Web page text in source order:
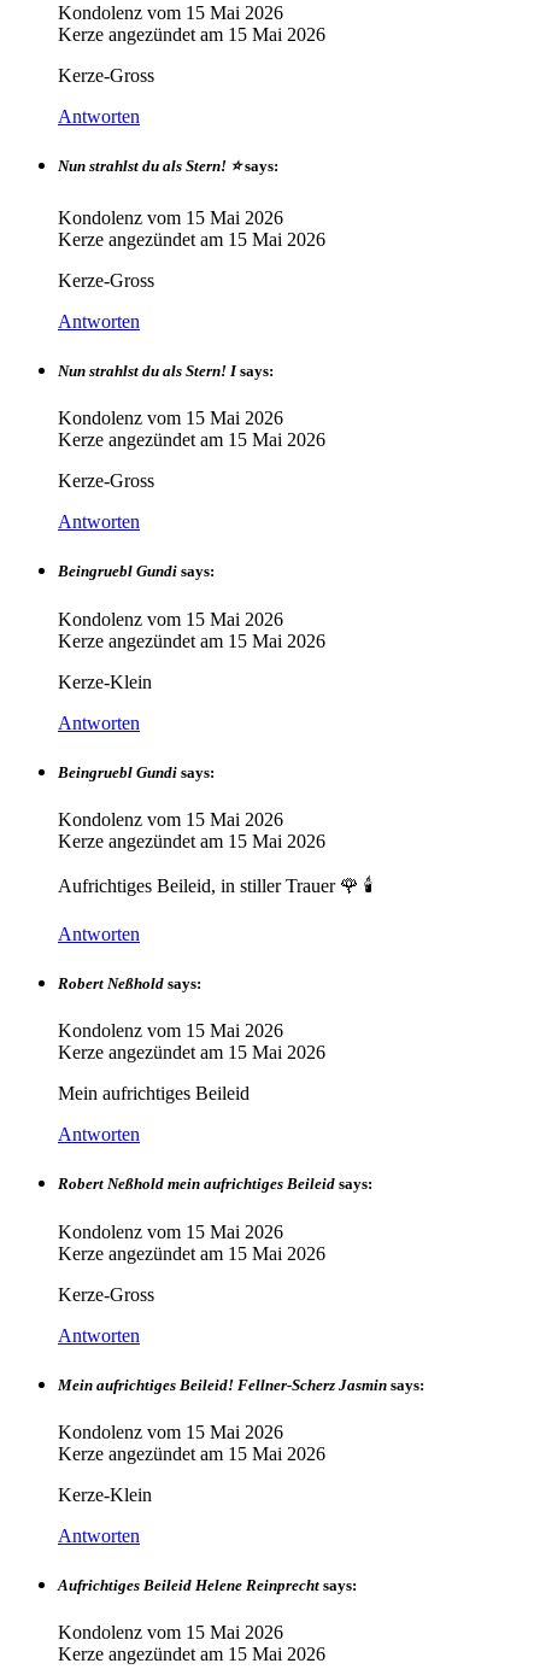
Kondolenz vom 15 Mai 2026
Kerze angezündet am 15 Mai 2026
Kerze-Gross
Antworten
Nun strahlst du als Stern! ⭐️ says:
Kondolenz vom 15 Mai 2026
Kerze angezündet am 15 Mai 2026
Kerze-Gross
Antworten
Nun strahlst du als Stern! I says:
Kondolenz vom 15 Mai 2026
Kerze angezündet am 15 Mai 2026
Kerze-Gross
Antworten
Beingruebl Gundi says:
Kondolenz vom 15 Mai 2026
Kerze angezündet am 15 Mai 2026
Kerze-Klein
Antworten
Beingruebl Gundi says:
Kondolenz vom 15 Mai 2026
Kerze angezündet am 15 Mai 2026
Aufrichtiges Beileid, in stiller Trauer 🌹 🕯
Antworten
Robert Neßhold says:
Kondolenz vom 15 Mai 2026
Kerze angezündet am 15 Mai 2026
Mein aufrichtiges Beileid
Antworten
Robert Neßhold mein aufrichtiges Beileid says:
Kondolenz vom 15 Mai 2026
Kerze angezündet am 15 Mai 2026
Kerze-Gross
Antworten
Mein aufrichtiges Beileid! Fellner-Scherz Jasmin says:
Kondolenz vom 15 Mai 2026
Kerze angezündet am 15 Mai 2026
Kerze-Klein
Antworten
Aufrichtiges Beileid Helene Reinprecht says:
Kondolenz vom 15 Mai 2026
Kerze angezündet am 15 Mai 2026